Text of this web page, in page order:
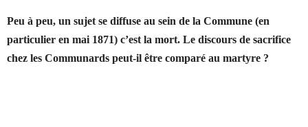
Peu à peu, un sujet se diffuse au sein de la Commune (en
particulier en mai 1871) c’est la mort. Le discours de sacrifice
chez les Communards peut-il être comparé au martyre ?